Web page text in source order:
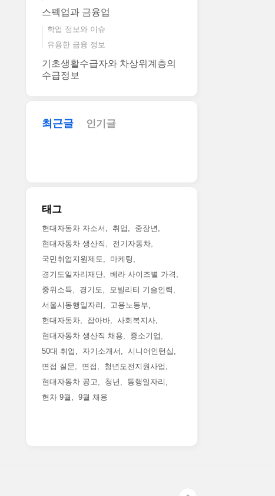
스펙업과 금융업
학업 정보와 이슈
유용한 금융 정보
기초생활수급자와 차상위계층의
수급정보
최근글 인기글
태그
현대자동차 자소서 취업
중장년
현대자동차 생산직
전기자동차
국민취업지원제도
마케팅
경기도일자리재단
베라 사이즈별 가격
중위소득
경기도
모빌리티 기술인력
서울시동행일자리
고용노동부
현대자동차
잡아바
사회복지사
현대자동차 생산직 채용
중소기업
50대 취업
자기소개서
시니어인턴십
면접 질문
면접
청년도전지원사업
현대자동차 공고
청년
동행일자리
현차 9월
9월 채용